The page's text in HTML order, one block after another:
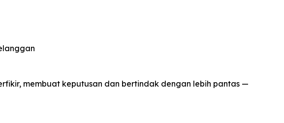
membuat keputusan dan bertindak dengan lebih pantas —